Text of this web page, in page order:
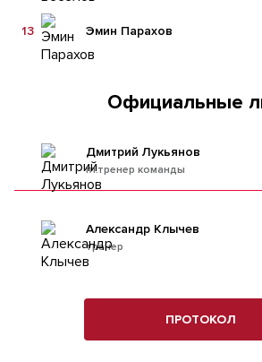
Эмин Парахов
13
Официальные
гл.тренер команды
Дмитрий Лукьянов
тренер
Александр Клычев
ПРОТОКОЛ